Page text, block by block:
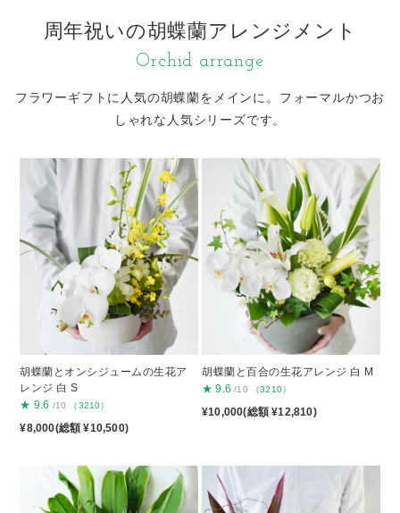
周年祝いの胡蝶蘭アレンジメント
Orchid arrange
フラワーギフトに人気の胡蝶蘭をメインに。 フォーマルかつお
しゃれな人気シリーズです。
胡蝶蘭とオンシジュームの生花ア
レンジ 白 S
★ 9.6 /10 （3210）
¥8,000(総額 ¥10,500)
胡蝶蘭と百合の生花アレンジ 白 M
★ 9.6 /10 （3210）
¥10,000(総額 ¥12,810)